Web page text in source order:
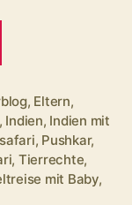
der
Thar-
Wüste“
, Eltern,
, Indien, Indien mit
, Pushkar,
, Tierrechte,
mit Baby,